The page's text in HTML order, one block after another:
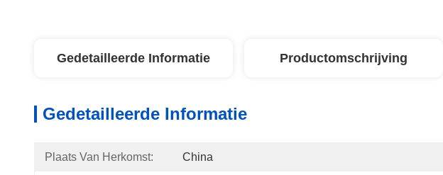
Gedetailleerde Informatie Productomschrijving
Gedetailleerde Informatie
Plaats Van Herkomst: China